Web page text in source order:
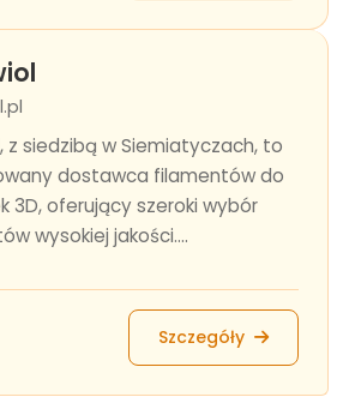
z siedzibą w Siemiatyczach, to
dostawca filamentów do
3D, oferujący szeroki wybór
wysokiej jakości....
Szczegóły